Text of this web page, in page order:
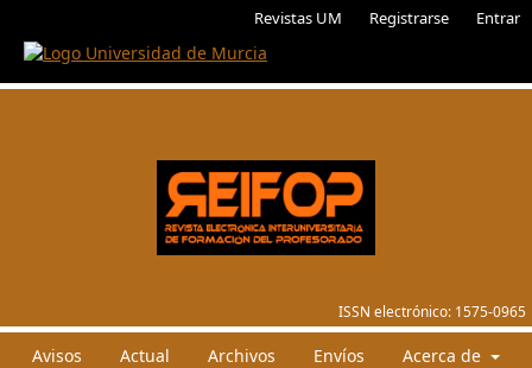
Revistas UM Registrarse Entrar
ISSN electrónico: 1575-0965
Avisos Actual Archivos Envíos Acerca de